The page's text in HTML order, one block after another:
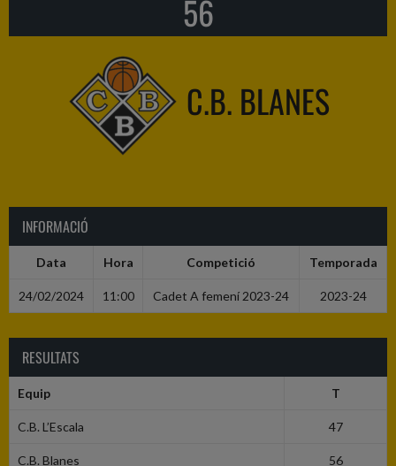
56
C.B. BLANES
INFORMACIÓ
Data Hora Competició Temporada
24/02/2024 11:00 Cadet A femení 2023-24 2023-24
RESULTATS
Equip T
C.B. L’Escala 47
C.B. Blanes 56